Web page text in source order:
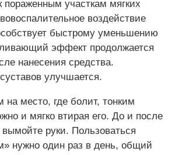
пораженным участкам мягких
воздействие
быстрому уменьшению
эффект продолжается
нанесения средства.
улучшается.
на место, где болит, тонким
и мягко втирая его. До и после
руки. Пользоваться
нужно один раз в день, общий